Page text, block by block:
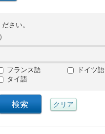
さい。
フランス語 ドイツ語
タイ語